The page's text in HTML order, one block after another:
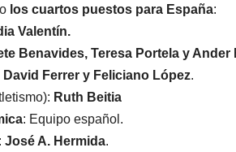
los cuartos puestos para España:
Valentín.
Benavides, Teresa Portela y Ander
David Ferrer y Feliciano López.
Ruth Beitia
: Equipo español.
José A. Hermida.